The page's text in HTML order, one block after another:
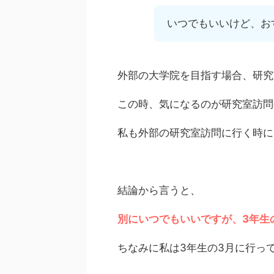
いつでもいいけど、
外部の大学院を目指す場合、研
この時、気になるのが研究室訪
私も外部の研究室訪問に行く時
結論から言うと、
別にいつでもいいですが、3年
ちなみに私は3年生の3月に行っ